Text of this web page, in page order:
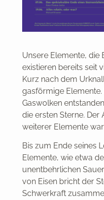
Unsere Elemente, die
existieren bereits seit
Kurz nach dem
gasförmige
Gaswolken
die ersten Sterne.
weiterer Elemente
Bis zum Ende seines
Elemente, wie etwa
unentbehrlichen
von Eisen bricht der
Schwerkraft